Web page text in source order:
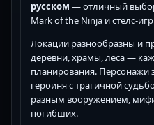
русском — отличный
Mark of the Ninja и стелс-
Локации разнообразны и
деревни, храмы, леса —
планирования. Персонажи
героиня с трагичной
разным вооружением,
погибших.